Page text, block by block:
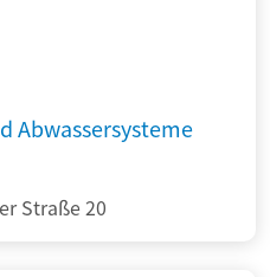
Abwassersysteme
Straße 20